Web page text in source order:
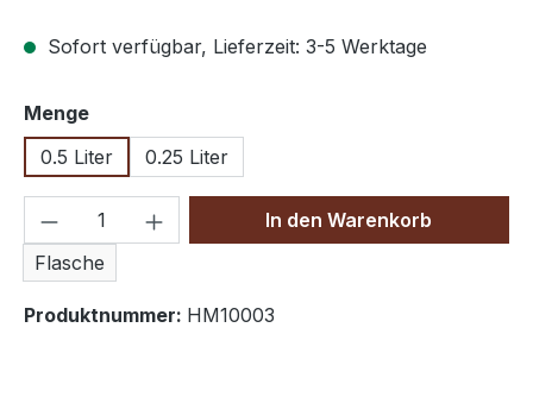
Sofort verfügbar, Lieferzeit: 3-5 Werktage
Mengeauswählen
0.5 Liter
0.25 Liter
Produkt Anzahl: Gib den
Flasche
In den Warenkorb
Produktnummer: HM10003